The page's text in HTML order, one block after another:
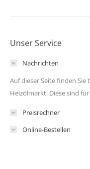
Unser Service
Nachrichten
Auf dieser Seite finden
Heizölmarkt. Diese sind
Preisrechner
Online-Bestellen